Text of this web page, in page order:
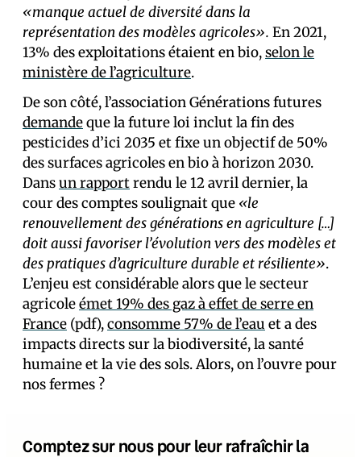
«manque actuel de diversité dans la
représentation des modèles agricoles». En 2021,
13% des exploitations étaient en bio,selon le
ministère de l’agriculture.
De son côté, l’association Générations futures
demandeque la future loi inclut la fin des
pesticides d’ici 2035 et fixe un objectif de 50%
des surfaces agricoles en bio à horizon 2030.
Dansun rapportrendu le 12 avril dernier, la
cour des comptes soulignait que «le
renouvellement des générations en agriculture […]
doit aussi favoriser l’évolution vers des modèles et
des pratiques d’agriculture durable et résiliente».
L’enjeu est considérable alors que le secteur
agricoleémet 19% des gaz à effet de serre en
France (pdf),consomme 57% de l’eau et a des
impacts directs sur la biodiversité, la santé
humaine et la vie des sols. Alors, on l’ouvre pour
nos fermes ?
Comptez sur nous pour leur rafraîchir la